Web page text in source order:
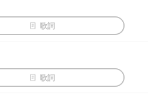
歌詞
歌詞